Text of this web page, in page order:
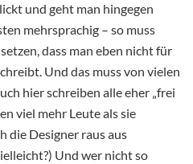
und geht man hingegen
mehrsprachig – so muss
dass man eben nicht für
Und das muss von vielen
hier schreiben alle eher „frei
viel mehr Leute als sie
die Designer raus aus
Und wer nicht so